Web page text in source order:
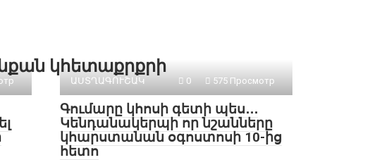
կհետաքրքրի
ԱՍՏՂԱԳՈՒՇԱԿ 0 575 Просмотр
Գումարը կհոսի գետի պես․․․
Կենդանակերպի որ նշանները
կհարստանան օգոստոսի 10-ից
հետո